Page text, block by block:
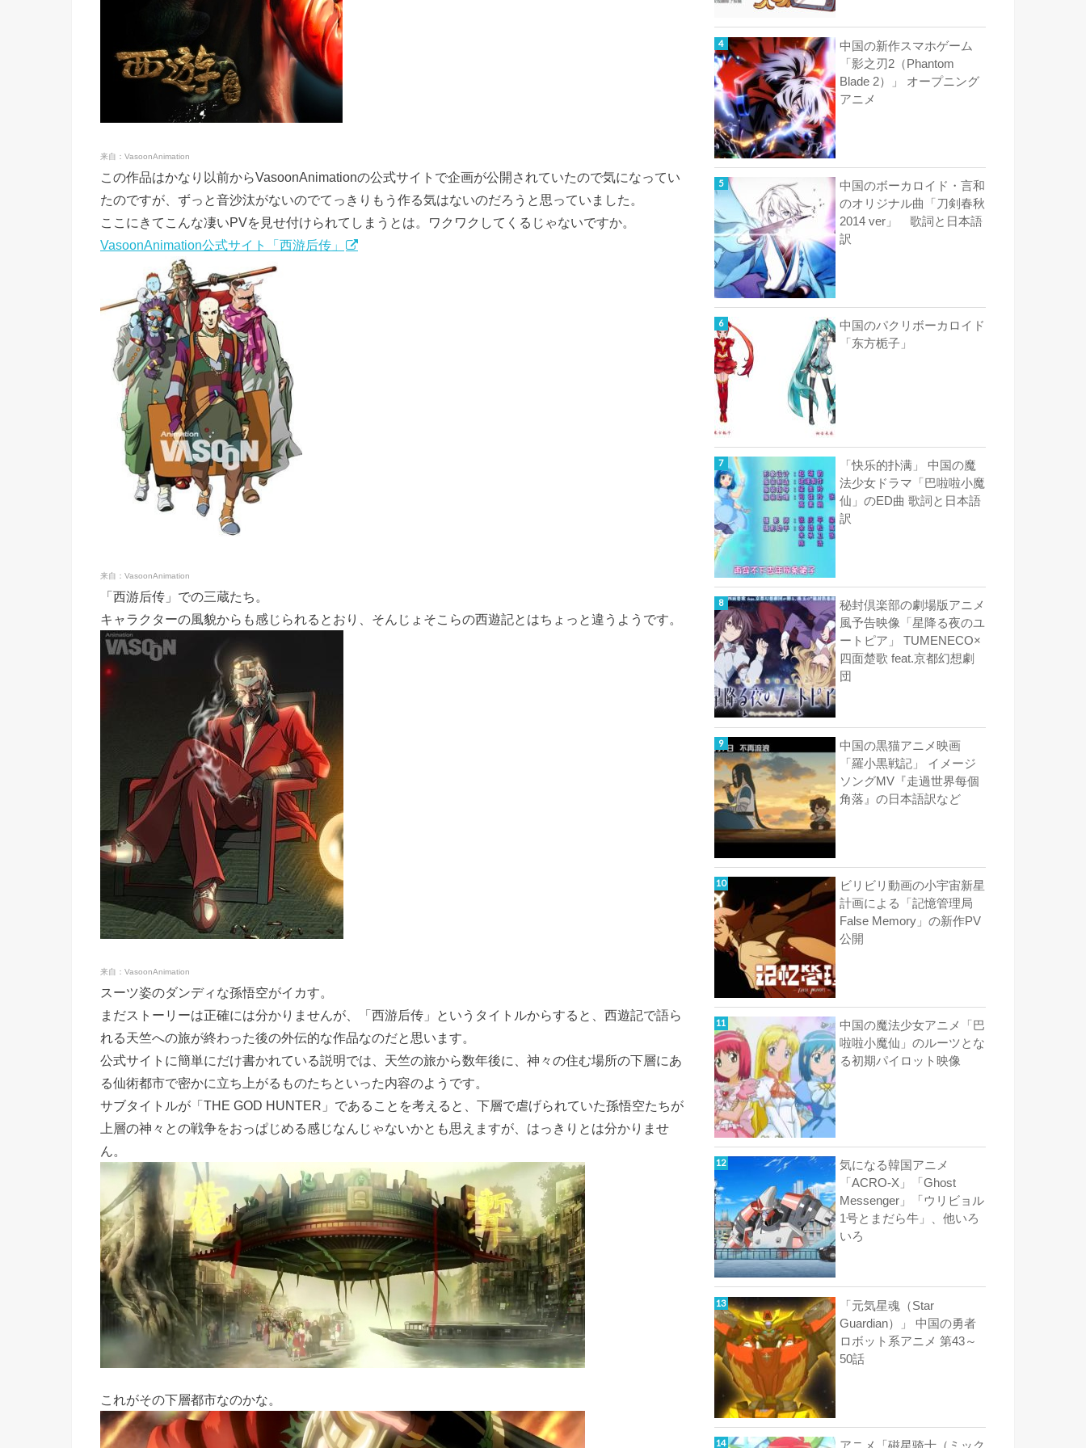
来自：VasoonAnimation
この作品はかなり以前からVasoonAnimationの公式サイトで企画が公開されていたので気になってい
たのですが、ずっと音沙汰がないのでてっきりもう作る気はないのだろうと思っていました。
ここにきてこんな凄いPVを見せ付けられてしまうとは。ワクワクしてくるじゃないですか。
VasoonAnimation公式サイト「西游后传」
来自：VasoonAnimation
「西游后传」での三蔵たち。
キャラクターの風貌からも感じられるとおり、そんじょそこらの西遊記とはちょっと違うようです。
来自：VasoonAnimation
スーツ姿のダンディな孫悟空がイカす。
まだストーリーは正確には分かりませんが、「西游后传」というタイトルからすると、西遊記で語ら
れる天竺への旅が終わった後の外伝的な作品なのだと思います。
公式サイトに簡単にだけ書かれている説明では、天竺の旅から数年後に、神々の住む場所の下層にあ
る仙術都市で密かに立ち上がるものたちといった内容のようです。
サブタイトルが「THE GOD HUNTER」であることを考えると、下層で虐げられていた孫悟空たちが
上層の神々との戦争をおっぱじめる感じなんじゃないかとも思えますが、はっきりとは分かりませ
ん。
これがその下層都市なのかな。
中国の新作スマホゲーム
「影之刃2（Phantom
Blade 2）」 オープニング
アニメ
中国のボーカロイド・言和
のオリジナル曲「刀剣春秋
2014 ver」 歌詞と日本語
訳
中国のパクリボーカロイド
「东方栀子」
「快乐的扑满」 中国の魔
法少女ドラマ「巴啦啦小魔
仙」のED曲 歌詞と日本語
訳
秘封倶楽部の劇場版アニメ
風予告映像「星降る夜のユ
ートピア」 TUMENECO×
四面楚歌 feat.京都幻想劇
団
中国の黒猫アニメ映画
「羅小黒戦記」 イメージ
ソングMV『走過世界每個
角落』の日本語訳など
ビリビリ動画の小宇宙新星
計画による「記憶管理局
False Memory」の新作PV
公開
中国の魔法少女アニメ「巴
啦啦小魔仙」のルーツとな
る初期パイロット映像
気になる韓国アニメ
「ACRO-X」「Ghost
Messenger」「ウリビョル
1号とまだら牛」、他いろ
いろ
「元気星魂（Star
Guardian）」 中国の勇者
ロボット系アニメ 第43～
50話
アニメ「磁星骑士（ミック